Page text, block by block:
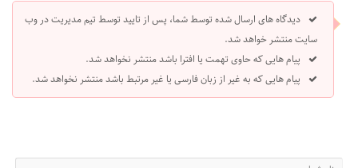
دیدگاه های ارسال شده توسط شما، پس از تایید توسط تیم مدیریت در وب
سایت منتشر خواهد شد.
پیام هایی که حاوی تهمت یا افترا باشد منتشر نخواهد شد.
پیام هایی که به غیر از زبان فارسی یا غیر مرتبط باشد منتشر نخواهد شد.